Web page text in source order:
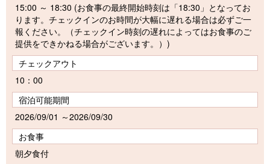
15:00 ～ 18:30 (お食事の最終開始時刻は「18:30」となってお
ります。チェックインのお時間が大幅に遅れる場合は必ずご一
報ください。（チェックイン時刻の遅れによってはお食事のご
提供をできかねる場合がございます。）)
チェックアウト
10：00
宿泊可能期間
2026/09/01 ～2026/09/30
お食事
朝夕食付